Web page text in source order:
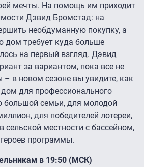
мечты. На помощь им приходит
Дэвид Бромстад: на
необдуманную покупку, а
дом требует куда больше
на первый взгляд. Дэвид
за вариантом, пока все не
– в новом сезоне вы увидите, как
для профессионального
большой семьи, для молодой
для победителей лотереи,
местности с бассейном,
программы.
в 19:50 (МСК)